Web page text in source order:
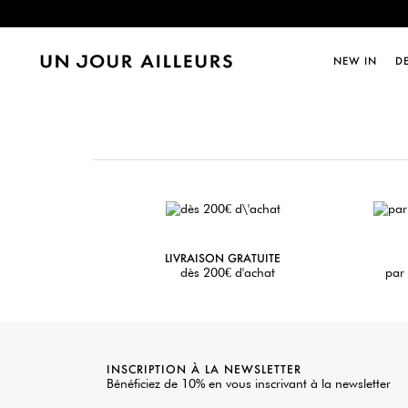
NEW IN
LIVRAISON GRATUITE
dès 200€ d'achat par
INSCRIPTION À LA NEWSLETTER
Bénéficiez de 10% en vous inscrivant à la newsletter